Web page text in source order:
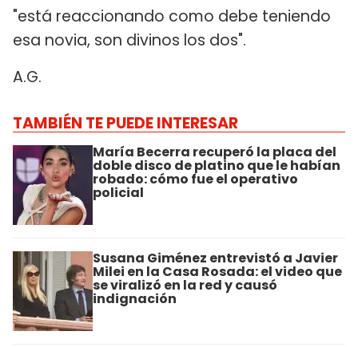
"está reaccionando como debe teniendo
esa novia, son divinos los dos".
A.G.
TAMBIÉN TE PUEDE INTERESAR
María Becerra recuperó la placa del
doble disco de platino que le habían
robado: cómo fue el operativo
policial
Susana Giménez entrevistó a Javier
Milei en la Casa Rosada: el video que
se viralizó en la red y causó
indignación